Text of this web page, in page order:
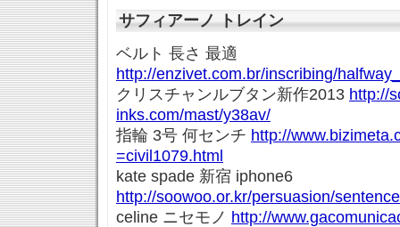
サフィアーノ トレイン
ベルト 長さ 最適
http://enzivet.com.br/inscribing/
クリスチャンルブタン新作2013 http://
inks.com/mast/y38av/
指輪 3号 何センチ http://
=civil1079.html
kate spade 新宿 iphone6
http://soowoo.or.kr/persuasion/
celine ニセモノ http://